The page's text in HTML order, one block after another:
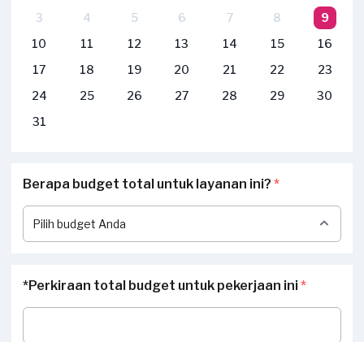
3
4 5 6 7 8
9
10
11 12 13 14 15
16
17
18 19 20 21 22
23
24
25 26 27 28 29
30
31
Berapa budget total untuk layanan ini? *
*Perkiraan total budget untuk pekerjaan ini*